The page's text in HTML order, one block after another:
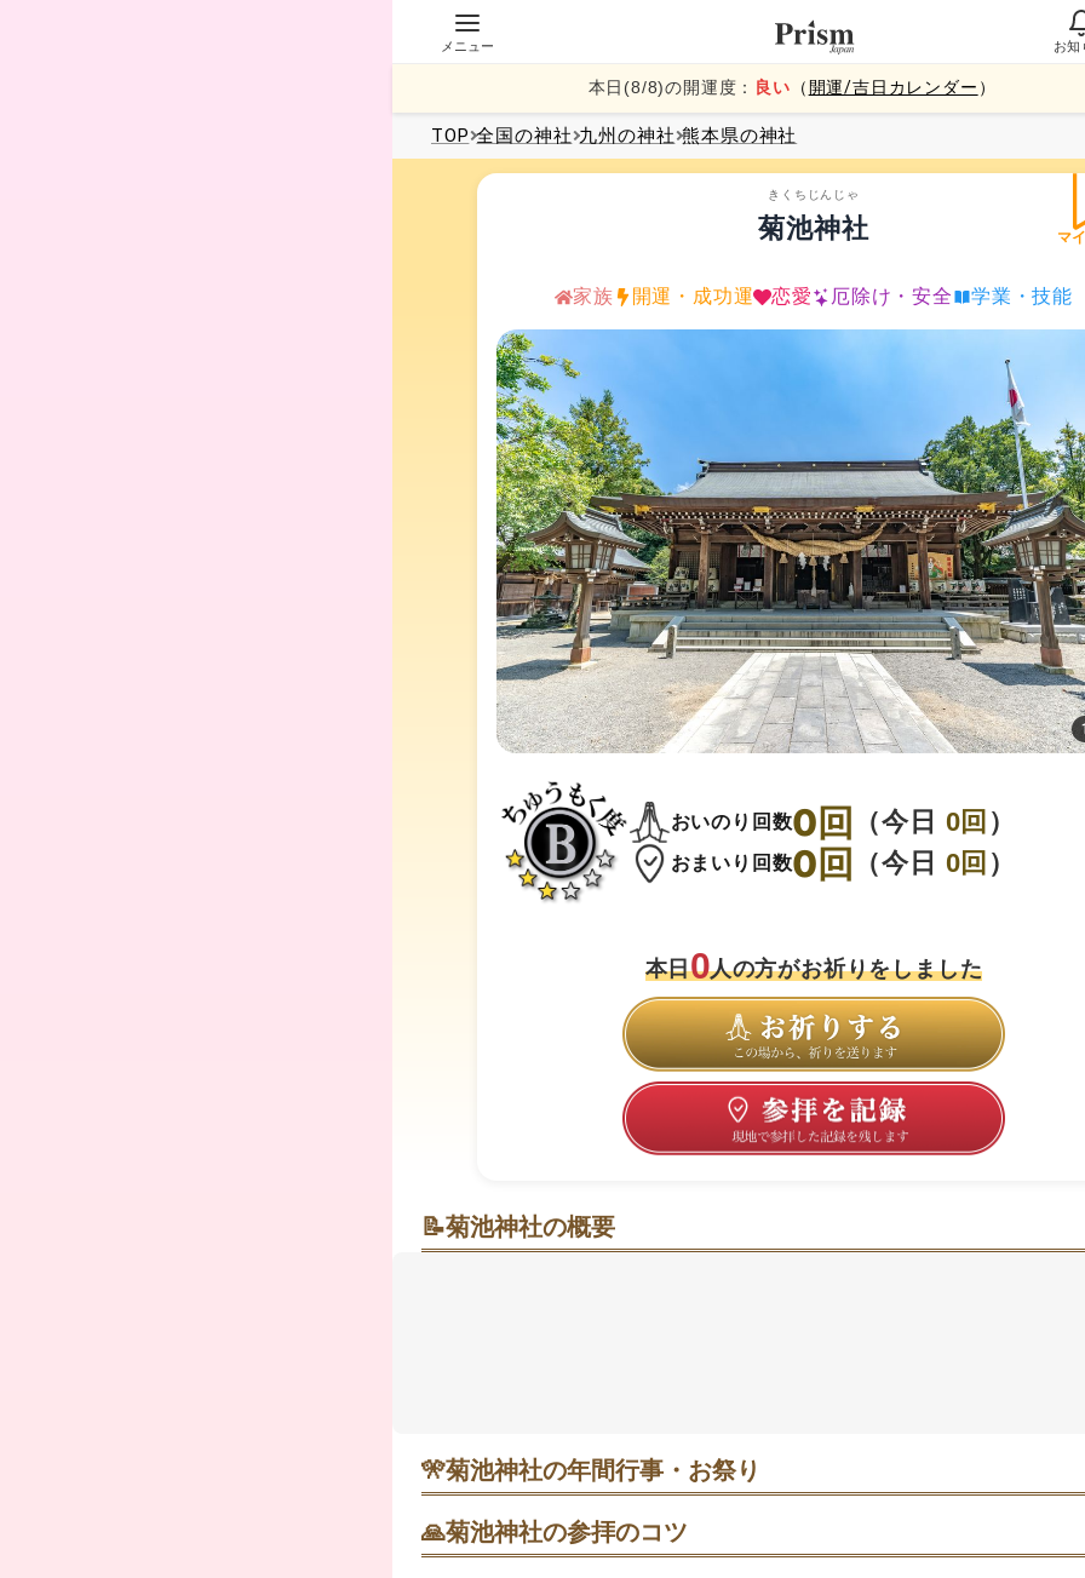
メニュー お知
本日(8/8)の開運度： 良い （ 開運/吉日カレンダー ）
TOP 全国の神社 九州の神社 熊本県の神社
マ
きくちじんじゃ
菊池神社
家族 開運・成功運 恋愛 厄除け・安全 学業・技能
1
おいのり回数0回 （今日 0回 ）
おまいり回数0回 （今日 0回 ）
本日0人の方がお祈りをしました
📝菊池神社の概要
🎌菊池神社の年間行事・お祭り
落ち着き、2日午前の一部時間帯も狙い目とされています。
🙏菊池神社の参拝のコツ